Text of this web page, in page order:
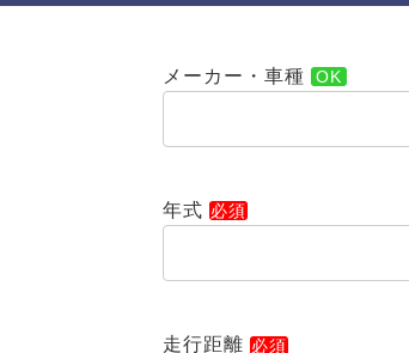
メーカー・車種
年式
走行距離